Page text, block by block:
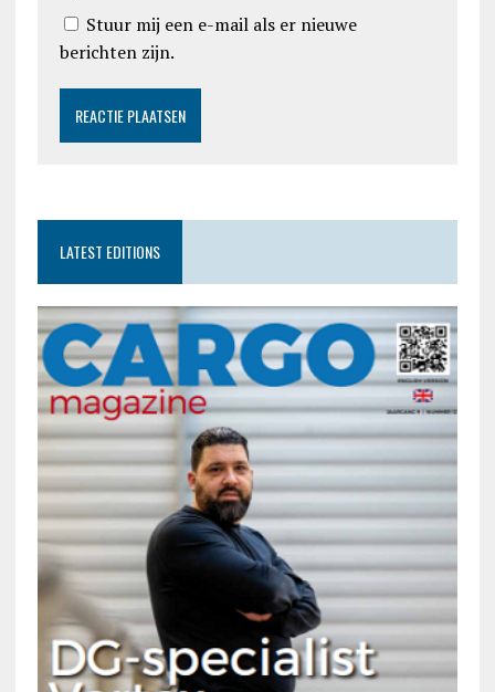
Stuur mij een e-mail als er nieuwe
berichten zijn.
LATEST EDITIONS